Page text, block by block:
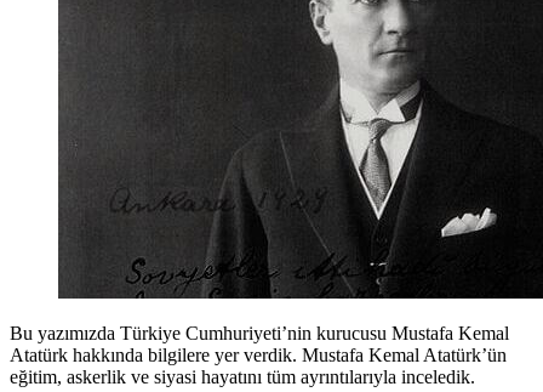
Bu yazımızda Türkiye Cumhuriyeti’nin kurucusu Mustafa Kemal
Atatürk hakkında bilgilere yer verdik. Mustafa Kemal Atatürk’ün
eğitim, askerlik ve siyasi hayatını tüm ayrıntılarıyla inceledik.